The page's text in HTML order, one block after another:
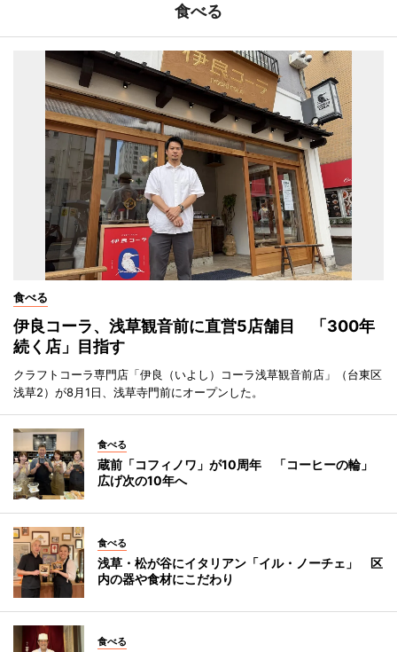
食べる
食べる
伊良コーラ、浅草観音前に直営5店舗目 「300年
続く店」目指す
クラフトコーラ専門店「伊良（いよし）コーラ浅草観音前店」（台東区
浅草2）が8月1日、浅草寺門前にオープンした。
食べる
蔵前「コフィノワ」が10周年 「コーヒーの輪」
広げ次の10年へ
食べる
浅草・松が谷にイタリアン「イル・ノーチェ」 区
内の器や食材にこだわり
食べる